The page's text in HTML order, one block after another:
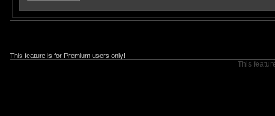
This feature is for Premium users only!
This